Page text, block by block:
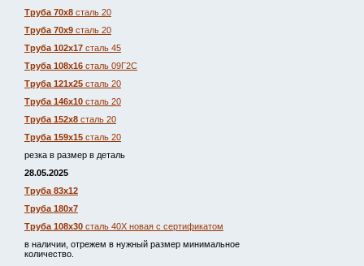
Труба 70х8 сталь 20
Труба 70х9 сталь 20
Труба 102х17 сталь 45
Труба 108х16 сталь 09Г2С
Труба 121х25 сталь 20
Труба 146х10 сталь 20
Труба 152х8 сталь 20
Труба 159х15 сталь 20
резка в размер в деталь
28.05.2025
Труба 83х12
Труба 180х7
Труба 108х30 сталь 40Х новая с сертификатом
в наличии, отрежем в нужный размер минимальное
количество.